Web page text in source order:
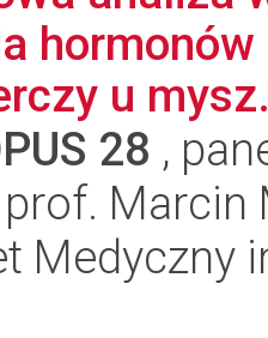
u
28 ,
Marcin
Medyczny